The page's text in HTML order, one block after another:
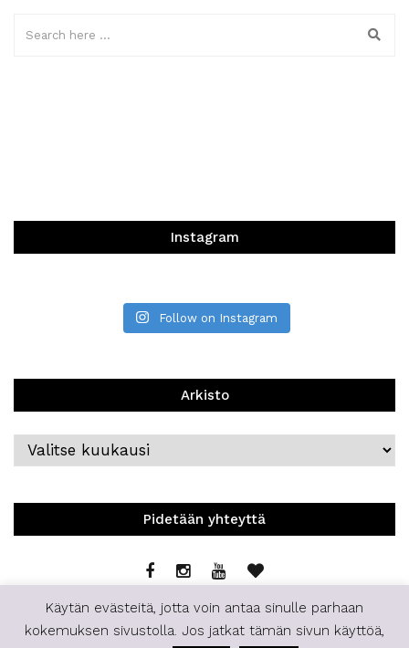
Instagram
Follow on Instagram
Arkisto
Arkisto
Pidetään yhteyttä
Käytän evästeitä, jotta voin antaa sinulle parhaan
kokemuksen sivustolla. Jos jatkat tämän sivun käyttöä,